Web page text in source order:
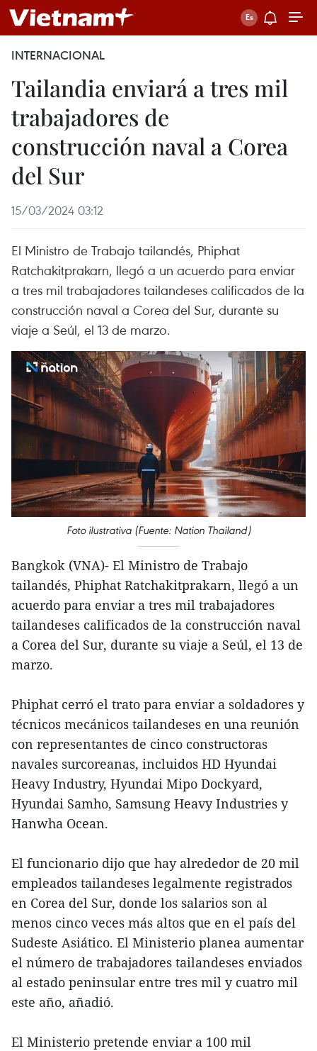
INTERNACIONAL
Tailandia enviará a tres mil
trabajadores de
construcción naval a Corea
del Sur
15/03/2024 03:12
El Ministro de Trabajo tailandés, Phiphat
Ratchakitprakarn, llegó a un acuerdo para enviar
a tres mil trabajadores tailandeses calificados de la
construcción naval a Corea del Sur, durante su
viaje a Seúl, el 13 de marzo.
Foto ilustrativa (Fuente: Nation Thailand)
Bangkok (VNA)- El Ministro de Trabajo
tailandés, Phiphat Ratchakitprakarn, llegó a un
acuerdo para enviar a tres mil trabajadores
tailandeses calificados de la construcción naval
a Corea del Sur, durante su viaje a Seúl, el 13 de
marzo.
Phiphat cerró el trato para enviar a soldadores y
técnicos mecánicos tailandeses en una reunión
con representantes de cinco constructoras
navales surcoreanas, incluidos HD Hyundai
Heavy Industry, Hyundai Mipo Dockyard,
Hyundai Samho, Samsung Heavy Industries y
Hanwha Ocean.
El funcionario dijo que hay alrededor de 20 mil
empleados tailandeses legalmente registrados
en Corea del Sur, donde los salarios son al
menos cinco veces más altos que en el país del
Sudeste Asiático. El Ministerio planea aumentar
el número de trabajadores tailandeses enviados
al estado peninsular entre tres mil y cuatro mil
este año, añadió.
El Ministerio pretende enviar a 100 mil